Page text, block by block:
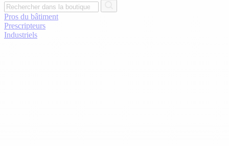
Pros du bâtiment
Prescripteurs
Industriels